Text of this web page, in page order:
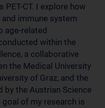
CT. I explore how
immune system
age-related
within the
a collaborative
the Medical University
of Graz, and the
by the Austrian Science
goal of my research is